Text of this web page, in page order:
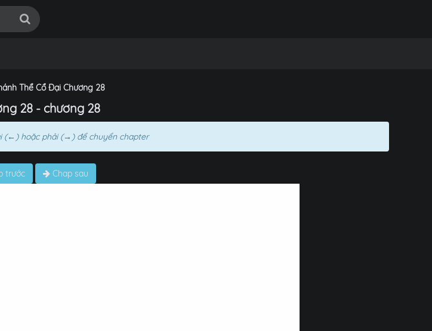
Thể Cổ Đại Chương 28
28 - chương 28
(←) hoặc phải (→) để chuyển chapter
trước Chap sau